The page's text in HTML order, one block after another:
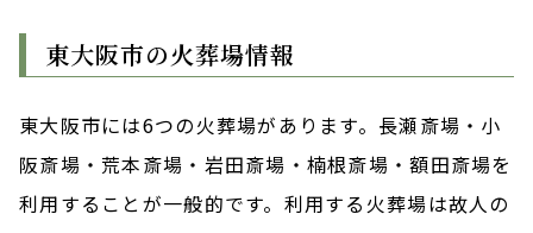
東大阪市の火葬場情報
東大阪市には6つの火葬場があります。長瀬斎場・小
阪斎場・荒本斎場・岩田斎場・楠根斎場・額田斎場を
利用することが一般的です。利用する火葬場は故人の